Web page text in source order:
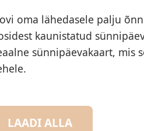
oma lähedasele palju
kaunistatud
sünnipäevakaart, mis
LAADI ALLA